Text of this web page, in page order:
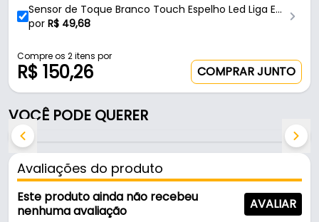
- Material: Polímero
- Cor: Cinza
- Comprimento: 49 Mm - (4,9 Cm)
- Largura: 49 Mm - (4,9 Cm)
- Espessura: 6,5 Mm - ( 6,5 Cm)
- Indicado para: MDF / Granito
- Distância de detecção: Até 25 Mm
- Tensão: 12V
- Potência: 60W
Indicado para:
Sensor de Toque Branco Touch Espelho Led Liga E
Desliga 5a Led Line
por R$ 49,68
Compre os 2 itens por
R$ 150,26 COMPRAR JUNTO
VOCÊ PODE QUERER
Avaliações do produto
Este produto ainda não recebeu
nenhuma avaliação
AVALIAR